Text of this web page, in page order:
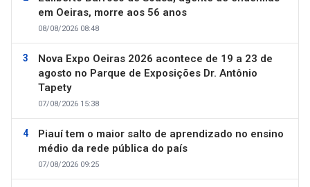
em Oeiras, morre aos 56 anos
08/08/2026 08:48
Nova Expo Oeiras 2026 acontece de 19 a 23 de
agosto no Parque de Exposições Dr. Antônio
Tapety
07/08/2026 15:38
Piauí tem o maior salto de aprendizado no ensino
médio da rede pública do país
07/08/2026 09:25